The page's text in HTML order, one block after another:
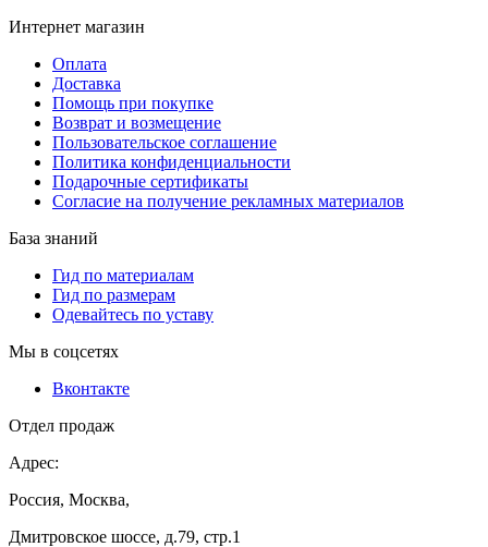
Интернет магазин
Оплата
Доставка
Помощь при покупке
Возврат и возмещение
Пользовательское соглашение
Политика конфиденциальности
Подарочные сертификаты
Согласие на получение рекламных материалов
База знаний
Гид по материалам
Гид по размерам
Одевайтесь по уставу
Мы в соцсетях
Вконтакте
Отдел продаж
Адрес:
Россия, Москва,
Дмитровское шоссе, д.79, стр.1